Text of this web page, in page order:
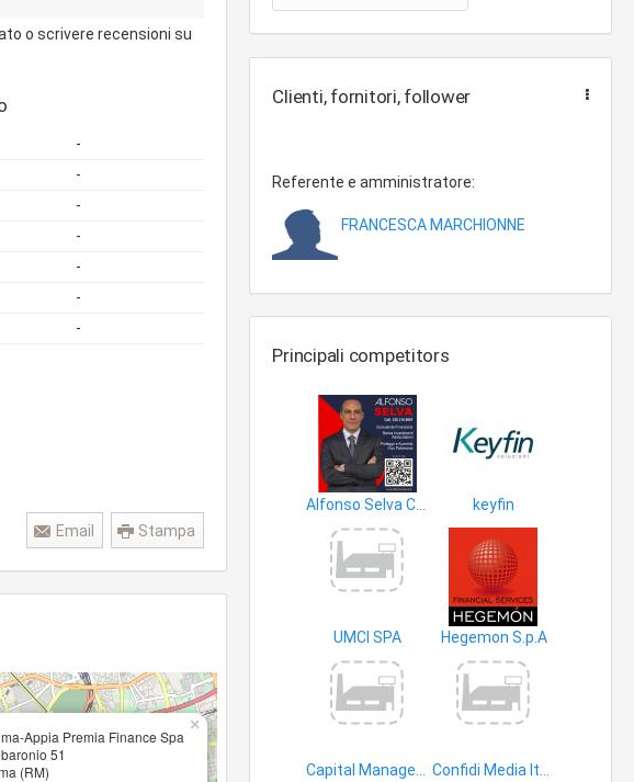
o scrivere recensioni su
-
-
-
-
-
-
-
Stampa
Email
Appia Premia Finance Spa
51
(RM)
×
Clienti, fornitori, follower
Referente e amministratore:
FRANCESCA MARCHIONNE
Principali competitors
keyfin
UMCI SPA
Hegemon S.p.A